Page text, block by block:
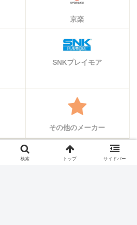
京楽
SNKプレイモア
その他のメーカー
検索 トップ サイドバー